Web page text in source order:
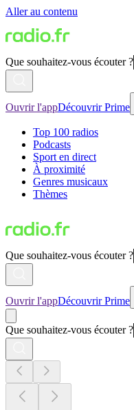
Aller au contenu
Que souhaitez-vous écouter ?
Ouvrir l'appDécouvrir Prime
Top 100 radios
Podcasts
Sport en direct
À proximité
Genres musicaux
Thèmes
Que souhaitez-vous écouter ?
Ouvrir l'appDécouvrir Prime
Que souhaitez-vous écouter ?